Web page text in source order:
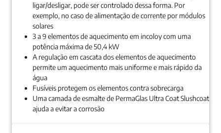
ligar/desligar, pode ser controlado dessa forma. Por
exemplo, no caso de alimentação de corrente por módulos
solares
3 a 9 elementos de aquecimento em incoloy com uma
potência máxima de 50,4 kW
A regulação em cascata dos elementos de aquecimento
permite um aquecimento mais uniforme e mais rápido da
água
Fusíveis protegem os elementos contra sobrecarga
Uma camada de esmalte de PermaGlas Ultra Coat Slushcoat
ajuda a evitar a corrosão